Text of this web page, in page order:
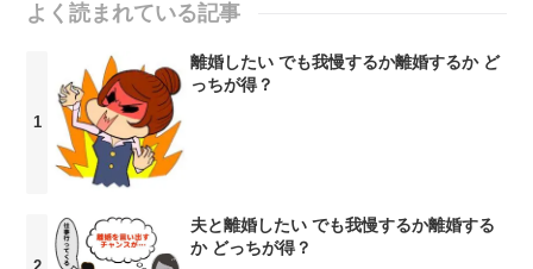
よく読まれている記事
離婚したい でも我慢するか離婚するか ど
っちが得？
夫と離婚したい でも我慢するか離婚する
か どっちが得？